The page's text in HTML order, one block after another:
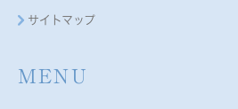
サイトマップ
MENU